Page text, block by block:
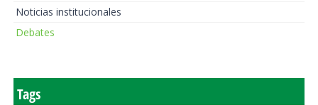
Noticias institucionales
Debates
Tags